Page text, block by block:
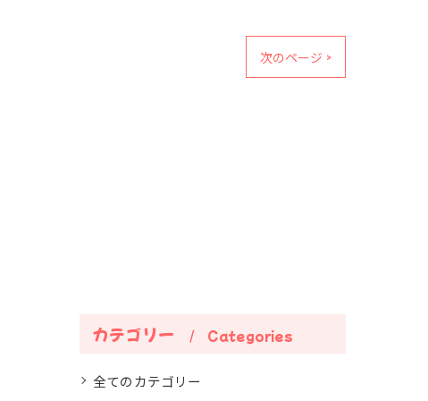
次のページ >
カテゴリー Categories
全てのカテゴリー